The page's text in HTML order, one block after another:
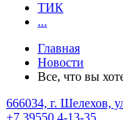
ТИК
...
Главная
Новости
Все, что вы
666034, г. Шелехов,
+7 39550 4-13-35